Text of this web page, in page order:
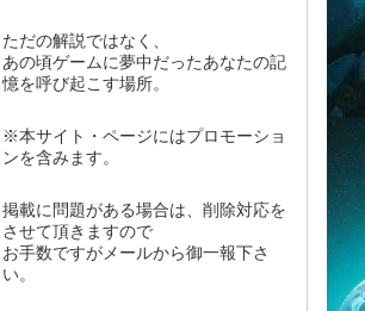
ただの解説ではなく、
あの頃ゲームに夢中だったあなたの記
憶を呼び起こす場所。
※本サイト・ページにはプロモーショ
ンを含みます。
掲載に問題がある場合は、削除対応を
させて頂きますので
お手数ですがメールから御一報下さ
い。